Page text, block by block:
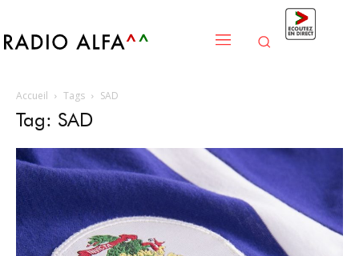
Accueil Tags SAD
Tag: SAD